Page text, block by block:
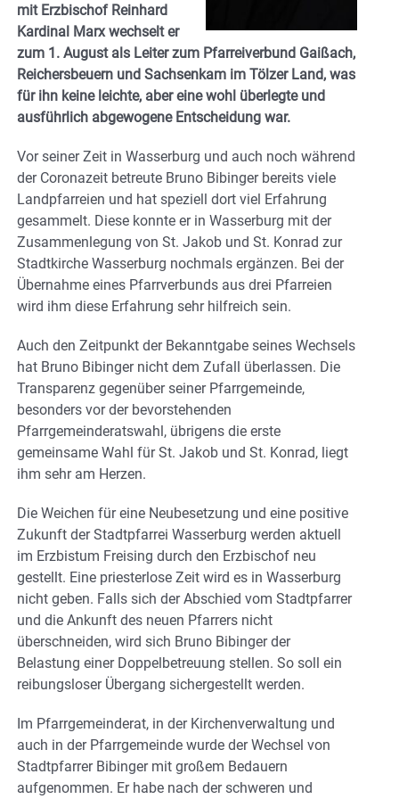
mit Erzbischof Reinhard
Kardinal Marx wechselt er
zum 1. August als Leiter zum Pfarreiverbund Gaißach,
Reichersbeuern und Sachsenkam im Tölzer Land, was
für ihn keine leichte, aber eine wohl überlegte und
ausführlich abgewogene Entscheidung war.
Vor seiner Zeit in Wasserburg und auch noch während
der Coronazeit betreute Bruno Bibinger bereits viele
Landpfarreien und hat speziell dort viel Erfahrung
gesammelt. Diese konnte er in Wasserburg mit der
Zusammenlegung von St. Jakob und St. Konrad zur
Stadtkirche Wasserburg nochmals ergänzen. Bei der
Übernahme eines Pfarrverbunds aus drei Pfarreien
wird ihm diese Erfahrung sehr hilfreich sein.
Auch den Zeitpunkt der Bekanntgabe seines Wechsels
hat Bruno Bibinger nicht dem Zufall überlassen. Die
Transparenz gegenüber seiner Pfarrgemeinde,
besonders vor der bevorstehenden
Pfarrgemeinderatswahl, übrigens die erste
gemeinsame Wahl für St. Jakob und St. Konrad, liegt
ihm sehr am Herzen.
Die Weichen für eine Neubesetzung und eine positive
Zukunft der Stadtpfarrei Wasserburg werden aktuell
im Erzbistum Freising durch den Erzbischof neu
gestellt. Eine priesterlose Zeit wird es in Wasserburg
nicht geben. Falls sich der Abschied vom Stadtpfarrer
und die Ankunft des neuen Pfarrers nicht
überschneiden, wird sich Bruno Bibinger der
Belastung einer Doppelbetreuung stellen. So soll ein
reibungsloser Übergang sichergestellt werden.
Im Pfarrgemeinderat, in der Kirchenverwaltung und
auch in der Pfarrgemeinde wurde der Wechsel von
Stadtpfarrer Bibinger mit großem Bedauern
aufgenommen. Er habe nach der schweren und